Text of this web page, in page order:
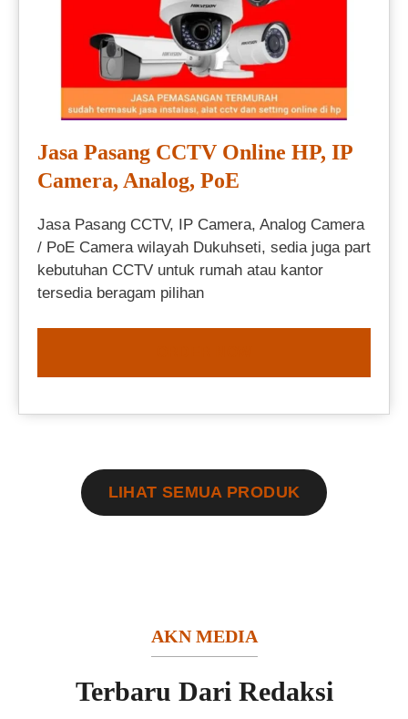
Jasa Pasang CCTV Online HP, IP
Camera, Analog, PoE
Jasa Pasang CCTV, IP Camera, Analog Camera
/ PoE Camera wilayah Dukuhseti, sedia juga part
kebutuhan CCTV untuk rumah atau kantor
tersedia beragam pilihan
LIHAT SEMUA PRODUK
AKN MEDIA
Terbaru Dari Redaksi